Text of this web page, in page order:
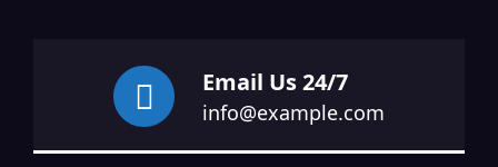
Email Us 24/7
info@example.com